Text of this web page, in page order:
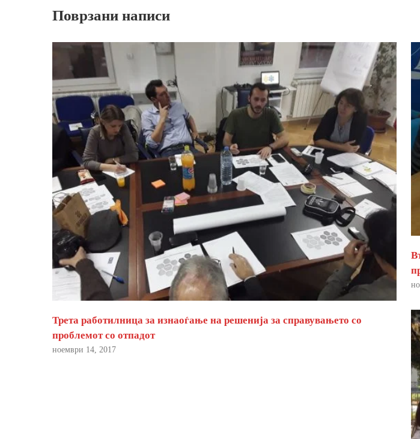
Поврзани написи
Трета работилница за изнаоѓање на решенија за справувањето со
проблемот со отпадот
ноември 14, 2017